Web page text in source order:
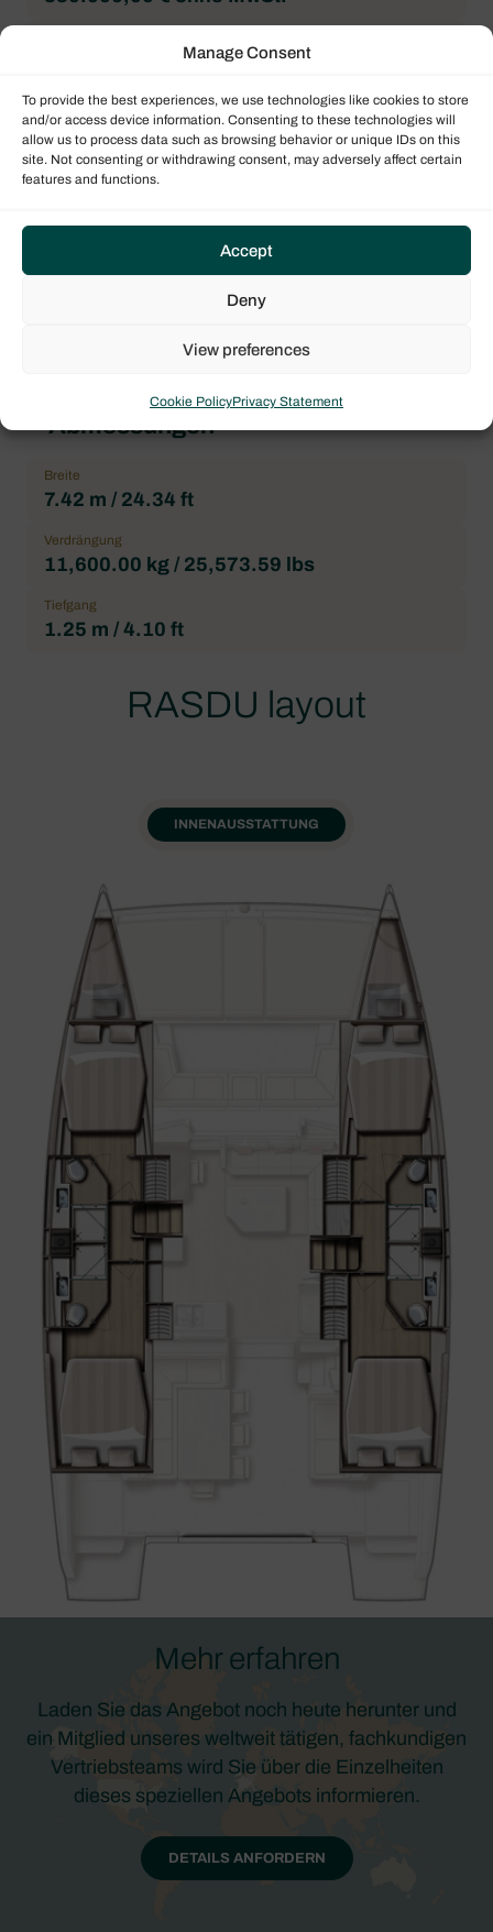
Manage Consent
To provide the best experiences, we use technologies like cookies to store
and/or access device information. Consenting to these technologies will
allow us to process data such as browsing behavior or unique IDs on this
site. Not consenting or withdrawing consent, may adversely affect certain
features and functions.
Accept
Deny
View preferences
Cookie PolicyPrivacy Statement
Bootsmodell
Bali 4.5
Architekt
Xavier Fay
Abmessungen
Breite
7.42 m / 24.34 ft
Verdrängung
11,600.00 kg / 25,573.59 lbs
Tiefgang
1.25 m / 4.10 ft
RASDU layout
INNENAUSSTATTUNG
Mehr erfahren
Laden Sie das Angebot noch heute herunter und
ein Mitglied unseres weltweit tätigen, fachkundigen
Vertriebsteams wird Sie über die Einzelheiten
dieses speziellen Angebots informieren.
DETAILS ANFORDERN